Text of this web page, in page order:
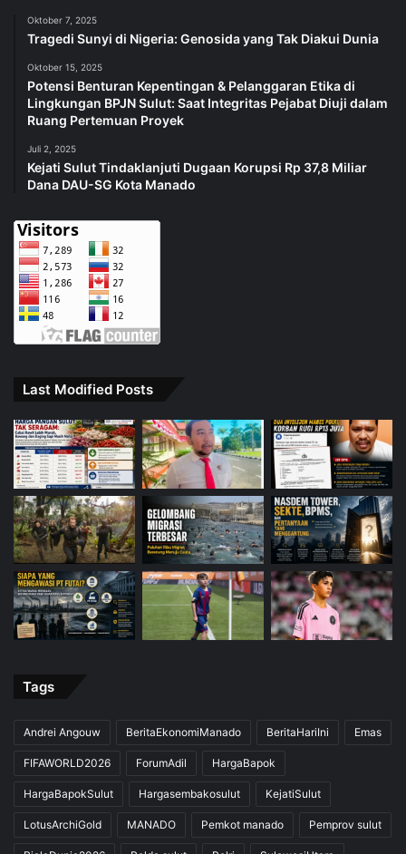
Oktober 7, 2025
Tragedi Sunyi di Nigeria: Genosida yang Tak Diakui Dunia
Oktober 15, 2025
Potensi Benturan Kepentingan & Pelanggaran Etika di
Lingkungan BPJN Sulut: Saat Integritas Pejabat Diuji dalam
Ruang Pertemuan Proyek
Juli 2, 2025
Kejati Sulut Tindaklanjuti Dugaan Korupsi Rp 37,8 Miliar
Dana DAU-SG Kota Manado
Last Modified Posts
Tags
Andrei Angouw BeritaEkonomiManado BeritaHariIni Emas
FIFAWORLD2026 ForumAdil HargaBapok
HargaBapokSulut Hargasembakosulut KejatiSulut
LotusArchiGold MANADO Pemkot manado Pemprov sulut